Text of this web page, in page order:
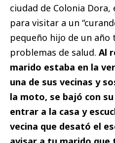
ciudad de Colonia
para visitar a un
pequeño hijo de un año
problemas de salud. Al
marido estaba en la
una de sus vecinas y
la moto, se bajó con
entrar a la casa y
vecina que desató el